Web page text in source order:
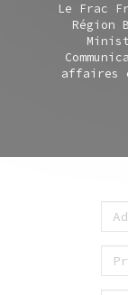
Le Frac
Région
affaires